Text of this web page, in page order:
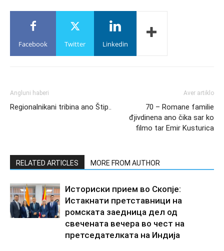
Facebook Twitter Linkedin
Angluni haberi
Regionalnikani tribina ano Štip..
Aver artiklo
70 – Romane familie
đjivdinena ano čika sar ko
filmo tar Emir Kusturica
RELATED ARTICLES MORE FROM AUTHOR
Историски прием во Скопје:
Истакнати претставници на
ромската заедница дел од
свечената вечера во чест на
претседателката на Индија